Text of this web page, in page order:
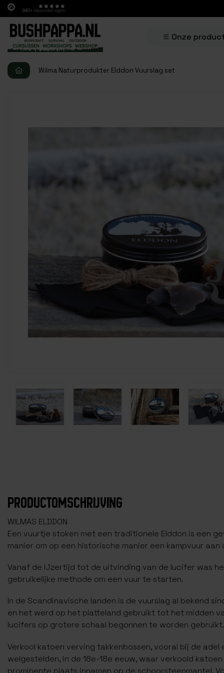
840+ beoordelingen
Onze
Wilma Naturprodukter Elddon Vuurslag set
PRODUCTOMSCHRIJVING
WILMAS ELDDON
Een vuurtje stoken met een traditionele Elddon is een
manier om op een historische manier een kampvuur
Vanaf de IJzertijd tot de uitvinding van de lucifer was
gebruikelijke methode om een vuur te starten.
In de Scandinavische landen is de vuurslag al bekend
en het werd op het platteland gebruikt tot het midden
lucifers op grotere schaal begonnen te worden gebruikt.
Verkool katoen verving takkenbossen, vooral bij de adel
welgestelden, in de 18e-18e eeuw, waar verkoold
prominente plaats innamen op de schoorsteenmantel.